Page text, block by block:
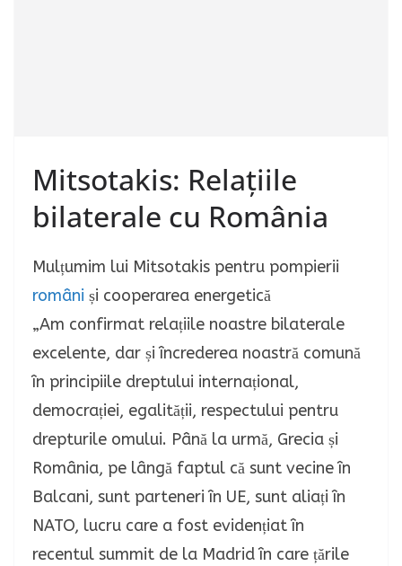
Mitsotakis: Relațiile
bilaterale cu România
Mulțumim lui Mitsotakis pentru pompierii
români și cooperarea energetică
„Am confirmat relațiile noastre bilaterale
excelente, dar și încrederea noastră comună
în principiile dreptului internațional,
democrației, egalității, respectului pentru
drepturile omului. Până la urmă, Grecia și
România, pe lângă faptul că sunt vecine în
Balcani, sunt parteneri în UE, sunt aliați în
NATO, lucru care a fost evidențiat în
recentul summit de la Madrid în care țările